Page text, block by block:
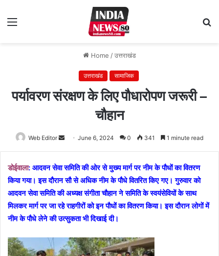
Home /उत्तराखंड
उत्तराखंड सामाजिक
पर्यावरण संरक्षण के लिए पौधारोपण जरूरी –
चौहान
Web Editor
Send
an
June 6, 2024 0 341 1 minute read
डोईवाला: आदवन सेवा समिति की ओर से मुख्य मार्ग पर नीम के पौधों का वितरण
किया गया। इस दौरान सौ से अधिक नीम के पौधे वितरित किए गए। गुरुवार को
आदवन सेवा समिति की अध्यक्ष संगीता चौहान ने समिति के स्वयंसेवियों के साथ
मिलकर मार्ग पर जा रहे राहगीरों को इन पौधों का वितरण किया। इस दौरान लोगों में
नीम के पौधे लेने की उत्सुकता भी दिखाई दी।